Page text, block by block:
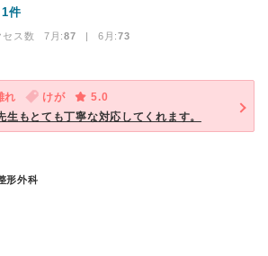
1件
セス数 7月:87 | 6月:73
れ けが
5.0
生もとても丁寧な対応してくれます。
形外科